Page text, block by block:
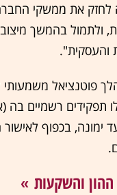
לחזק את ממשקי
ולתמול בהמשך
והעסקית".
פוטנציאל
תפקידים רשמיים בה
ימונה, בכפוף
והשקעות